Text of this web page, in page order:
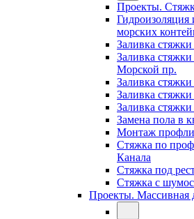
Проекты.
Гидроизоляция
морских
Заливка
Заливка
Морской пр.
Заливка
Заливка
Заливка
Замена пола в
Монтаж
Стяжка по
Канала
Стяжка под
Стяжка с
Проекты. Массивная